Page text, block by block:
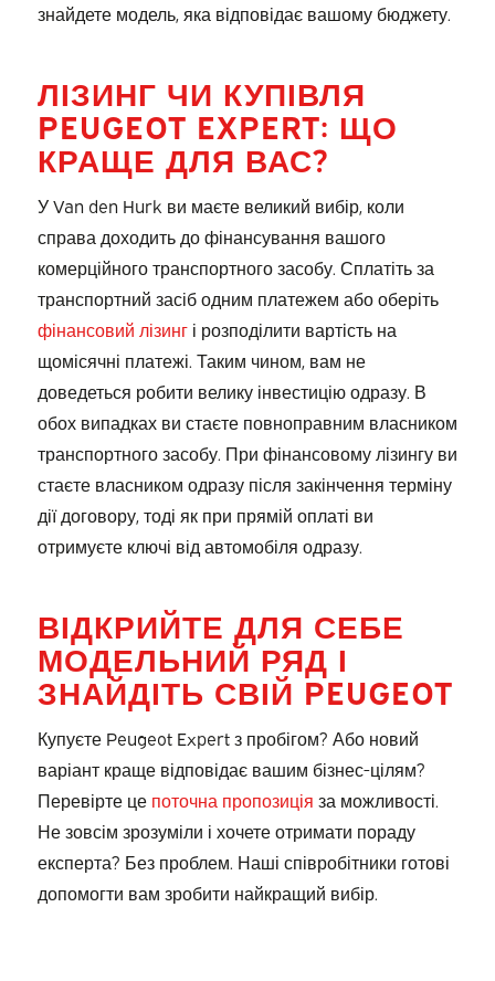
знайдете модель, яка відповідає вашому бюджету.
ЛІЗИНГ ЧИ КУПІВЛЯ
PEUGEOT EXPERT: ЩО
КРАЩЕ ДЛЯ ВАС?
У Van den Hurk ви маєте великий вибір, коли
справа доходить до фінансування вашого
комерційного транспортного засобу. Сплатіть за
транспортний засіб одним платежем або оберіть
фінансовий лізингі розподілити вартість на
щомісячні платежі. Таким чином, вам не
доведеться робити велику інвестицію одразу. В
обох випадках ви стаєте повноправним власником
транспортного засобу. При фінансовому лізингу ви
стаєте власником одразу після закінчення терміну
дії договору, тоді як при прямій оплаті ви
отримуєте ключі від автомобіля одразу.
ВІДКРИЙТЕ ДЛЯ СЕБЕ
МОДЕЛЬНИЙ РЯД І
ЗНАЙДІТЬ СВІЙ PEUGEOT
Купуєте Peugeot Expert з пробігом? Або новий
варіант краще відповідає вашим бізнес-цілям?
Перевірте це поточна пропозиція за можливості.
Не зовсім зрозуміли і хочете отримати пораду
експерта? Без проблем. Наші співробітники готові
допомогти вам зробити найкращий вибір.